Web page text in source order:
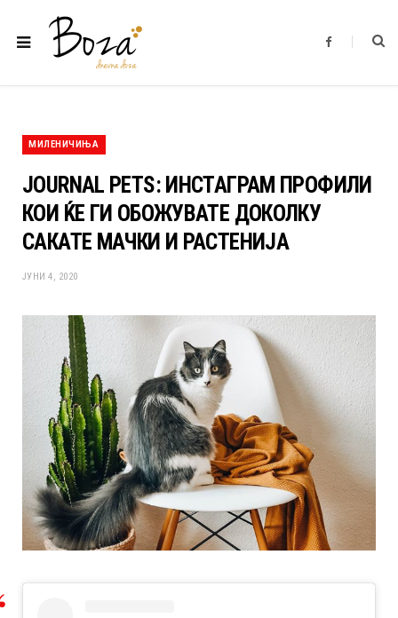
F
b
МИЛЕНИЧИЊА
JOURNAL PETS: ИНСТАГРАМ ПРОФИЛИ
КОИ ЌЕ ГИ ОБОЖУВАТЕ ДОКОЛКУ
САКАТЕ МАЧКИ И РАСТЕНИЈА
ЈУНИ 4, 2020